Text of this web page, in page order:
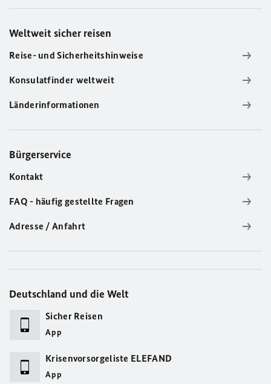
Weltweit sicher reisen
Reise- und Sicherheitshinweise
Konsulatfinder weltweit
Länderinformationen
Bürgerservice
Kontakt
FAQ - häufig gestellte Fragen
Adresse / Anfahrt
Deutschland und die Welt
Sicher Reisen
App
Krisenvorsorgeliste ELEFAND
App